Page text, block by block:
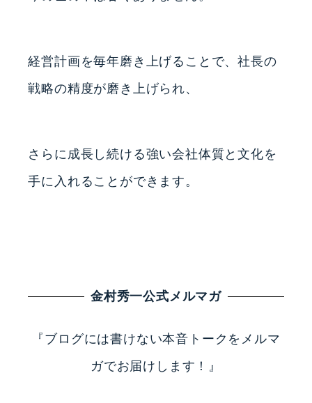
経営計画を毎年磨き上げることで、社長の
戦略の精度が磨き上げられ、
さらに成長し続ける強い会社体質と文化を
手に入れることができます。
金村秀一公式メルマガ
『ブログには書けない本音トークをメルマ
ガでお届けします！』